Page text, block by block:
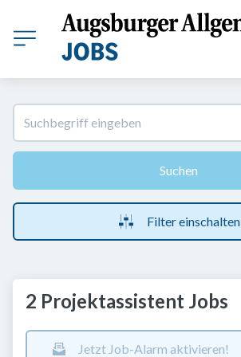
Suchen
Filter einschalten
2 Projektassistent Jobs
Jetzt Job-Alarm aktivieren!